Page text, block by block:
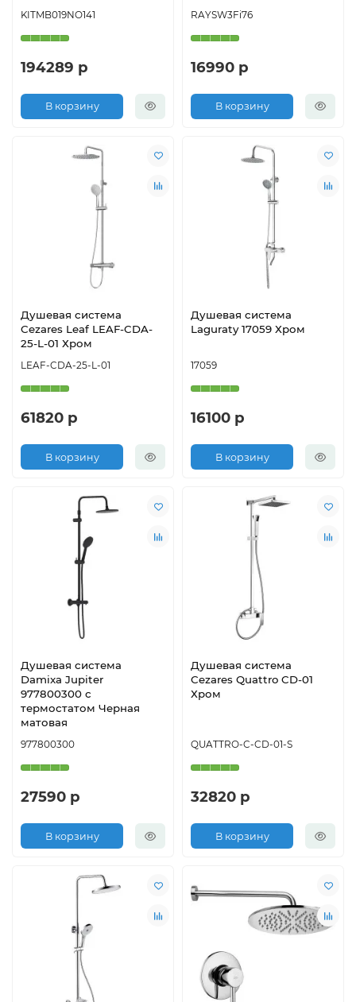
KITMB019NO141
194289 р
В корзину
RAYSW3Fi76
16990 р
В корзину
Душевая система
Cezares Leaf LEAF-CDA-
25-L-01 Хром
LEAF-CDA-25-L-01
61820 р
В корзину
Душевая система
Laguraty 17059 Хром
17059
16100 р
В корзину
Душевая система
Damixa Jupiter
977800300 с
термостатом Черная
матовая
977800300
27590 р
В корзину
Душевая система
Cezares Quattro CD-01
Хром
QUATTRO-C-CD-01-S
32820 р
В корзину